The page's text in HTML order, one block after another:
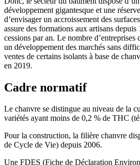
développement gigantesque et une
d’envisager un accroissement des
assure des formations aux artisans
cessions par an. Le nombre d’entreprises
un développement des marchés sans
ventes de certains isolants à base de
en 2019.
Cadre normatif
Le chanvre se distingue au niveau de la
variétés ayant moins de 0,2 % de THC
Pour la construction, la filière chanvre
de Cycle de Vie) depuis 2006.
Une FDES (Fiche de Déclaration